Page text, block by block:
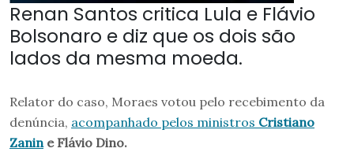
Renan Santos critica Lula e Flávio
Bolsonaro e diz que os dois são
lados da mesma moeda.
Relator do caso, Moraes votou pelo recebimento da
denúncia, acompanhado pelos ministros Cristiano
Zanine Flávio Dino.